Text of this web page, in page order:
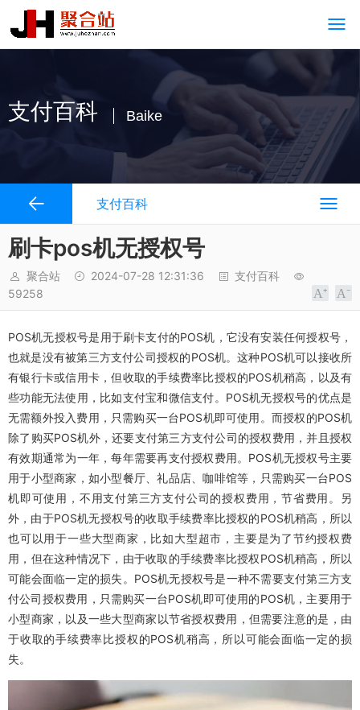
支付百科 Baike
支付百科
刷卡pos机无授权号
聚合站 2024-07-28 12:31:36
支付百科
59258
POS机无授权号是用于刷卡支付的POS机，它没有安装任何授权号，
也就是没有被第三方支付公司授权的POS机。这种POS机可以接收所
有银行卡或信用卡，但收取的手续费率比授权的POS机稍高，以及有
些功能无法使用，比如支付宝和微信支付。POS机无授权号的优点是
无需额外投入费用，只需购买一台POS机即可使用。而授权的POS机
除了购买POS机外，还要支付第三方支付公司的授权费用，并且授权
有效期通常为一年，每年需要再支付授权费用。POS机无授权号主要
用于小型商家，如小型餐厅、礼品店、咖啡馆等，只需购买一台POS
机即可使用，不用支付第三方支付公司的授权费用，节省费用。另
外，由于POS机无授权号的收取手续费率比授权的POS机稍高，所以
也可以用于一些大型商家，比如大型超市，主要是为了节约授权费
用，但在这种情况下，由于收取的手续费率比授权POS机稍高，所以
可能会面临一定的损失。POS机无授权号是一种不需要支付第三方支
付公司授权费用，只需购买一台POS机即可使用的POS机，主要用于
小型商家，以及一些大型商家以节省授权费用，但需要注意的是，由
于收取的手续费率比授权的POS机稍高，所以可能会面临一定的损
失。